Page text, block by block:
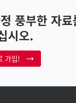
풍부한 자료
시오.
가입!